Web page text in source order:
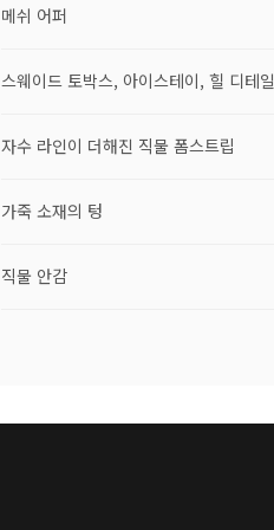
메쉬 어퍼
스웨이드 토박스, 아이스테이, 힐 디테일
자수 라인이 더해진 직물 폼스트립
가죽 소재의 텅
직물 안감